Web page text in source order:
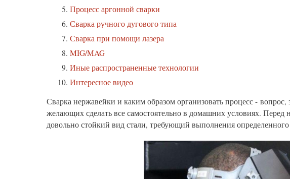
Процесс аргонной сварки
Сварка ручного дугового типа
Сварка при помощи лазера
MIG/MAG
Иные распространенные технологии
Интересное видео
Сварка нержавейки и каким образом организовать процесс -
желающих сделать все самостоятельно в домашних условиях. Перед
довольно стойкий вид стали, требующий выполнения определенного